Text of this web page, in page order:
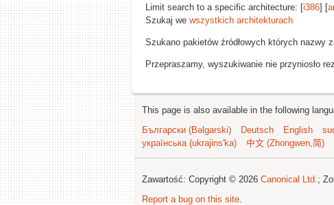
Limit search to a specific architecture: [i386] [
Szukaj we wszystkich architekturach
Szukano pakietów źródłowych których nazwy
Przepraszamy, wyszukiwanie nie przyniosło
This page is also available in the following
Български (Bəlgarski)
Deutsch English
українська (ukrajins'ka)
中文 (Zhongwen,简)
Zawartość: Copyright © 2026 Canonical Ltd.;
Report a bug on this site.